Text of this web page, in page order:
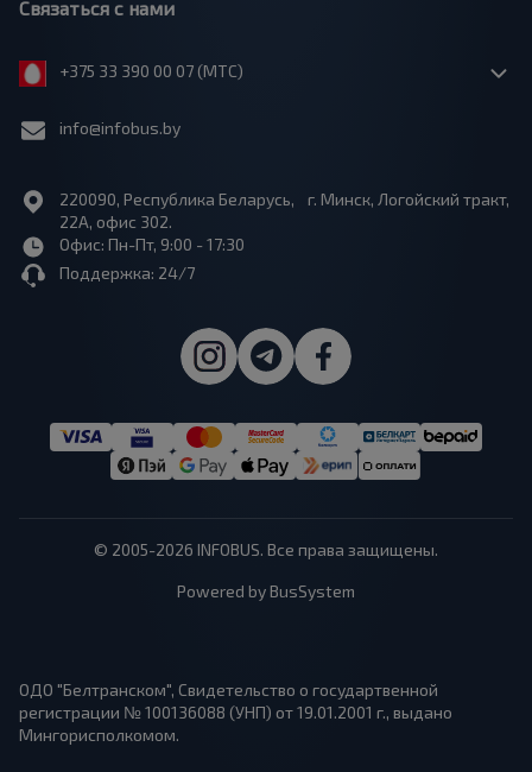
Связаться с нами
+375 33 390 00 07 (МТС)
info@infobus.by
220090, Республика Беларусь, г. Минск, Логойский тракт,
22А, офис 302.
Офис: Пн-Пт, 9:00 - 17:30
Поддержка: 24/7
© 2005-2026 INFOBUS. Все права защищены.
Powered by BusSystem
ОДО "Белтранском", Свидетельство о государтвенной
регистрации № 100136088 (УНП) от 19.01.2001 г., выдано
Мингорисполкомом.